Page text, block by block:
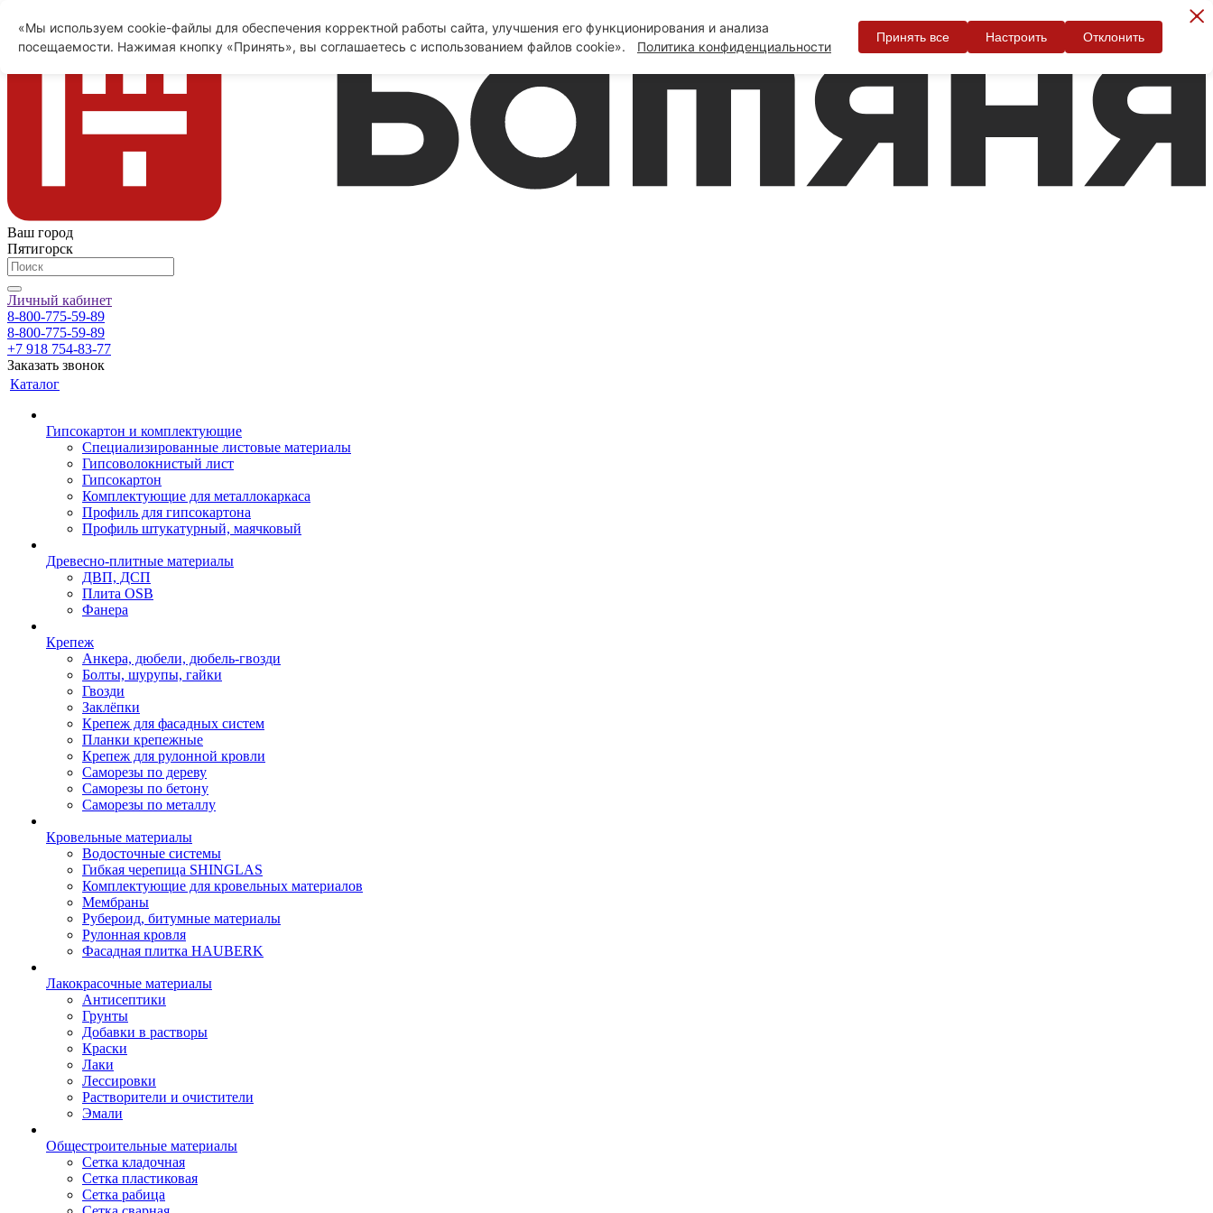
Ваш город
Пятигорск
Личный кабинет
8-800-775-59-89
8-800-775-59-89
+7 918 754-83-77
Заказать звонок
Каталог
Гипсокартон и комплектующие
Специализированные листовые материалы
Гипсоволокнистый лист
Гипсокартон
Комплектующие для металлокаркаса
Профиль для гипсокартона
Профиль штукатурный, маячковый
Древесно-плитные материалы
ДВП, ДСП
Плита OSB
Фанера
Крепеж
Анкера, дюбели, дюбель-гвозди
Болты, шурупы, гайки
Гвозди
Заклёпки
Крепеж для фасадных систем
Планки крепежные
Крепеж для рулонной кровли
Саморезы по дереву
Саморезы по бетону
Саморезы по металлу
Кровельные материалы
Водосточные системы
Гибкая черепица SHINGLAS
Комплектующие для кровельных материалов
Мембраны
Рубероид, битумные материалы
Рулонная кровля
Фасадная плитка HAUBERK
Лакокрасочные материалы
Антисептики
Грунты
Добавки в растворы
Краски
Лаки
Лессировки
Растворители и очистители
Эмали
Общестроительные материалы
Сетка кладочная
Сетка пластиковая
Сетка рабица
«Мы используем cookie-файлы для обеспечения корректной работы сайта, улучшения его функционирования и анализа
посещаемости. Нажимая кнопку «Принять», вы соглашаетесь с использованием файлов cookie».
Политика конфиденциальности
Принять все Настроить Отклонить